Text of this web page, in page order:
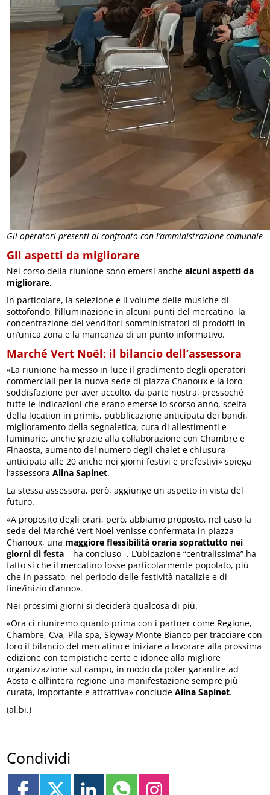
Gli operatori presenti al confronto con l’amministrazione comunale
Gli aspetti da migliorare
Nel corso della riunione sono emersi anchealcuni aspetti da
migliorare.
In particolare, la selezione e il volume delle musiche di
sottofondo, l’illuminazione in alcuni punti del mercatino, la
concentrazione dei venditori-somministratori di prodotti in
un’unica zona e la mancanza di un punto informativo.
Marché Vert Noël: il bilancio dell’assessora
«La riunione ha messo in luce il gradimento degli operatori
commerciali per la nuova sede di piazza Chanoux e la loro
soddisfazione per aver accolto, da parte nostra, pressoché
tutte le indicazioni che erano emerse lo scorso anno, scelta
della location in primis, pubblicazione anticipata dei bandi,
miglioramento della segnaletica, cura di allestimenti e
luminarie, anche grazie alla collaborazione con Chambre e
Finaosta, aumento del numero degli chalet e chiusura
anticipata alle 20 anche nei giorni festivi e prefestivi» spiega
l’assessoraAlina Sapinet.
La stessa assessora, però, aggiunge un aspetto in vista del
futuro.
«A proposito degli orari, però, abbiamo proposto, nel caso la
sede del Marché Vert Noël venisse confermata in piazza
Chanoux, una maggiore flessibilità oraria soprattutto nei
giorni di festa – ha concluso -. L’ubicazione “centralissima” ha
fatto sì che il mercatino fosse particolarmente popolato, più
che in passato, nel periodo delle festività natalizie e di
fine/inizio d’anno».
Nei prossimi giorni si deciderà qualcosa di più.
«Ora ci riuniremo quanto prima con i partner come Regione,
Chambre, Cva, Pila spa, Skyway Monte Bianco per tracciare con
loro il bilancio del mercatino e iniziare a lavorare alla prossima
edizione con tempistiche certe e idonee alla migliore
organizzazione sul campo, in modo da poter garantire ad
Aosta e all’intera regione una manifestazione sempre più
curata, importante e attrattiva» concludeAlina Sapinet.
(al.bi.)
Condividi